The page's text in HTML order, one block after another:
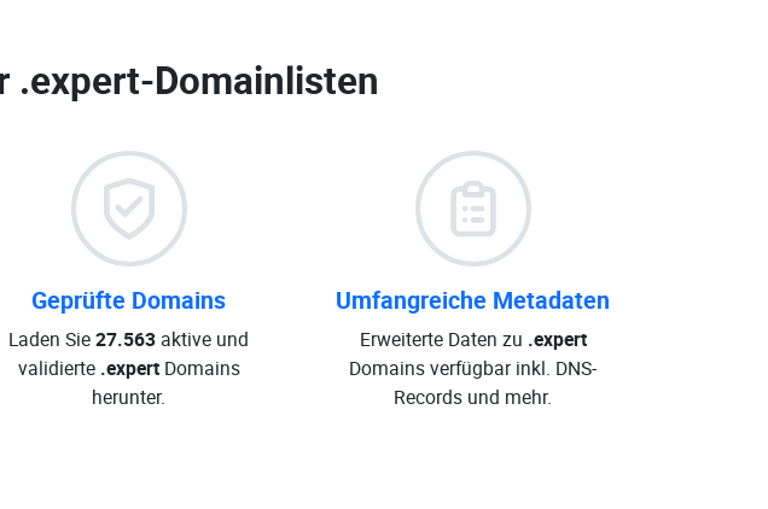
.expert-Domainlisten
Geprüfte Domains
Laden Sie27.563 aktive und
validierte .expertDomains
herunter.
Umfangreiche Metadaten
Erweiterte Daten zu .expert
Domains verfügbar inkl. DNS-
Records und mehr.